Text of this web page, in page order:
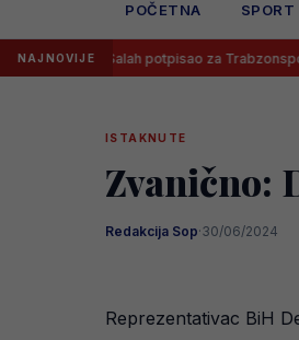
POČETNA SPORT
NAJNOVIJE
Salah potpisao za Trabzonspor, poznato
ISTAKNUTE
Zvanično:
Redakcija Sop·30/06/2024
Reprezentativac BiH